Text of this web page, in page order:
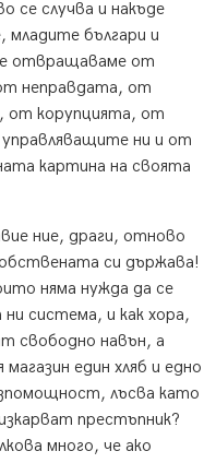
се случва и накъде
българи и
отвращаваме от
неправдата, от
от корупцията, от
ни и от
картина на своята
ние, драги, отново
си държава!
няма нужда да се
система, и как хора,
свободно навън, а
един хляб и едно
лъсва като
престъпник?
много, че ако